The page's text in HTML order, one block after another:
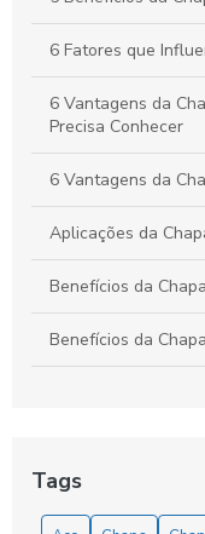
Industriais e Criativas
6 Fatores que
6 Vantagens da
Precisa Conhecer
6 Vantagens da
Aplicações da
Benefícios da
Benefícios da
Benefícios e
Tags